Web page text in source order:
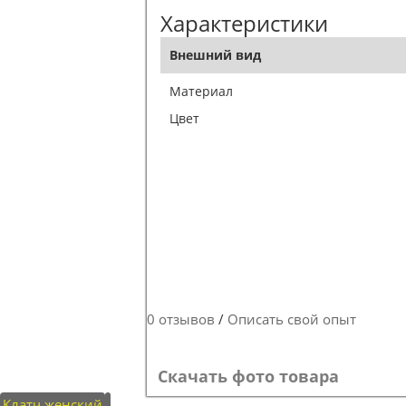
Характеристики
Внешний вид
Материал
Цвет
0 отзывов / Описать свой опыт
Скачать фото товара